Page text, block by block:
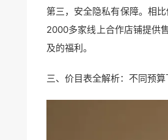
第三，安全隐私有保障。相
2000多家线上合作店铺提供
及的福利。
三、价目表全解析：不同预